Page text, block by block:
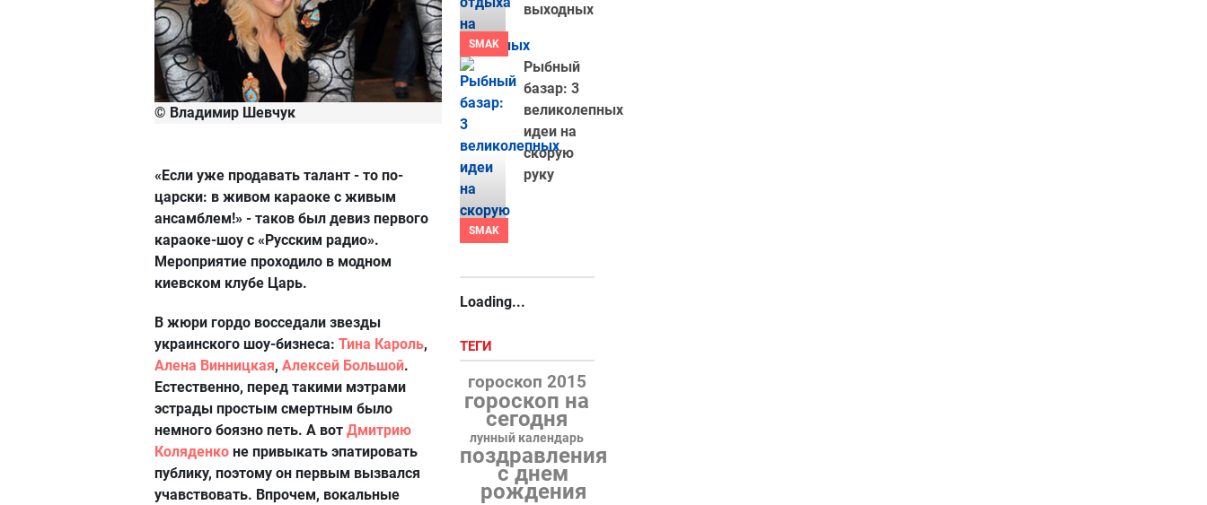
© Владимир Шевчук
«Если уже продавать талант - то по-
царски: в живом караоке с живым
ансамблем!» - таков был девиз первого
караоке-шоу с «Русским радио».
Мероприятие проходило в модном
киевском клубе Царь.
В жюри гордо восседали звезды
украинского шоу-бизнеса: Тина Кароль,
Алена Винницкая, Алексей Большой.
Естественно, перед такими мэтрами
эстрады простым смертным было
немного боязно петь. А вот Дмитрию
Коляденко не привыкать эпатировать
публику, поэтому он первым вызвался
учавствовать. Впрочем, вокальные
SMAK
выходных
SMAK
Рыбный
базар: 3
великолепных
идеи на
скорую
руку
Loading...
ТЕГИ
гороскоп 2015
гороскоп на
сегодня
лунный календарь
поздравления
с днем
рождения